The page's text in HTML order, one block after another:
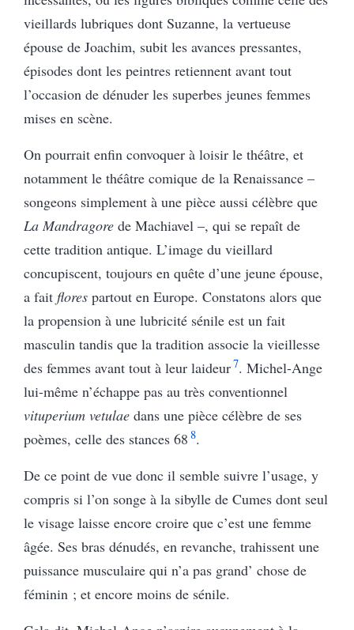
vieillards lubriques dont Suzanne, la vertueuse
épouse de Joachim, subit les avances pressantes,
épisodes dont les peintres retiennent avant tout
l’occasion de dénuder les superbes jeunes femmes
mises en scène.
On pourrait enfin convoquer à loisir le théâtre, et
notamment le théâtre comique de la Renaissance –
songeons simplement à une pièce aussi célèbre que
La Mandragore de Machiavel –, qui se repaît de
cette tradition antique. L’image du vieillard
concupiscent, toujours en quête d’une jeune épouse,
a fait flores partout en Europe. Constatons alors que
la propension à une lubricité sénile est un fait
masculin tandis que la tradition associe la vieillesse
des femmes avant tout à leur laideur7. Michel-Ange
lui-même n’échappe pas au très conventionnel
vituperium vetulae dans une pièce célèbre de ses
poèmes, celle des stances 68 8.
De ce point de vue donc il semble suivre l’usage, y
compris si l’on songe à la sibylle de Cumes dont seul
le visage laisse encore croire que c’est une femme
âgée. Ses bras dénudés, en revanche, trahissent une
puissance musculaire qui n’a pas grand’ chose de
féminin ; et encore moins de sénile.